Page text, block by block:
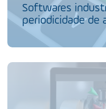
Softwares
periodicidade de